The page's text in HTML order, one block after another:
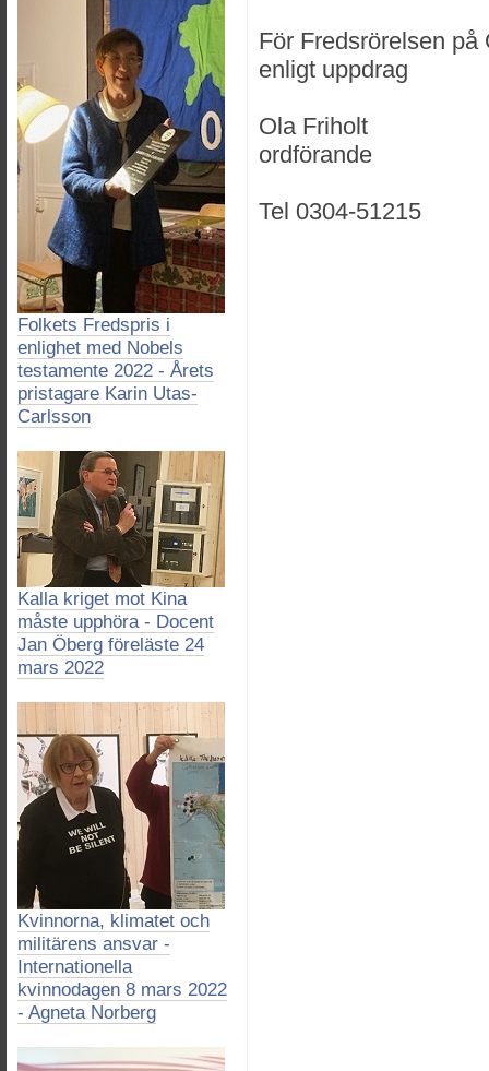
Folkets Fredspris i
enlighet med Nobels
testamente 2022 - Årets
pristagare Karin Utas-
Carlsson
Kalla kriget mot Kina
måste upphöra - Docent
Jan Öberg föreläste 24
mars 2022
Kvinnorna, klimatet och
militärens ansvar -
Internationella
kvinnodagen 8 mars 2022
- Agneta Norberg
För Fredsrörelsen på
enligt uppdrag
Ola Friholt
ordförande
Tel 0304-51215